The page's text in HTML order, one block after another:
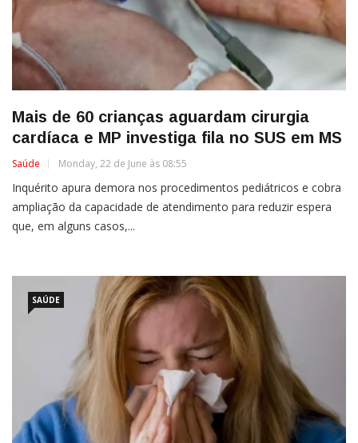
Mais de 60 crianças aguardam cirurgia
cardíaca e MP investiga fila no SUS em MS
Saúde Monday, 22 de June às 08:55
Inquérito apura demora nos procedimentos pediátricos e cobra
ampliação da capacidade de atendimento para reduzir espera
que, em alguns casos,...
SAÚDE